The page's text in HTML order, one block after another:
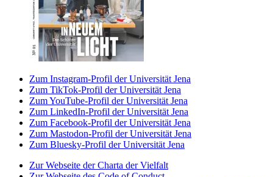
Zum Instagram-Profil der Universität Jena
Zum TikTok-Profil der Universität Jena
Zum YouTube-Profil der Universität Jena
Zum LinkedIn-Profil der Universität Jena
Zum Facebook-Profil der Universität Jena
Zum Mastodon-Profil der Universität Jena
Zum Bluesky-Profil der Universität Jena
Zur Webseite der Charta der Vielfalt